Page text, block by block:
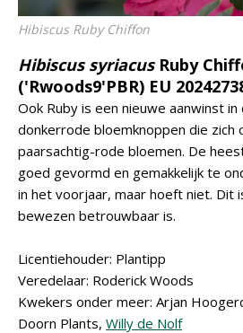
HibiscusRuby Chiffon
Hibiscus syriacusRuby
('Rwoods9'PBR) EU
Ook Ruby is een nieuwe aanwinst
donkerrode bloemknoppen die zich
paarsachtig-rode bloemen. De
goed gevormd en gemakkelijk te
in het voorjaar, maar hoeft niet. Dit
bewezen betrouwbaar is.
Licentiehouder: Plantipp
Veredelaar: Roderick Woods
Kwekers onder meer: Arjan
Doorn Plants, Willy de Nolf